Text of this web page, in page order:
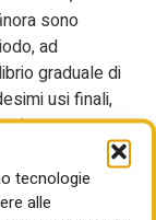
tecnologie
alle
sono
ad
graduale di
usi finali,
una
della
automatico,
rinnovabili e